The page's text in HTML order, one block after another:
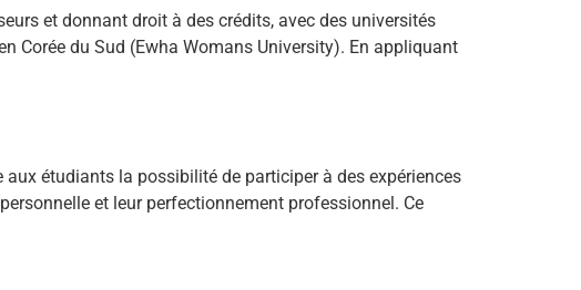
et donnant droit à des crédits, avec des universités
Corée du Sud (Ewha Womans University). En appliquant
étudiants la possibilité de participer à des expériences
et leur perfectionnement professionnel. Ce